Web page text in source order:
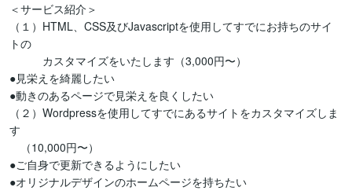
＜サービス紹介＞
（１）HTML、CSS及びJavascriptを使用してすでにお持ちのサイ
トの
カスタマイズをいたします（3,000円〜）
●見栄えを綺麗したい
●動きのあるページで見栄えを良くしたい
（２）Wordpressを使用してすでにあるサイトをカスタマイズしま
す
（10,000円〜）
●ご自身で更新できるようにしたい
●オリジナルデザインのホームページを持ちたい